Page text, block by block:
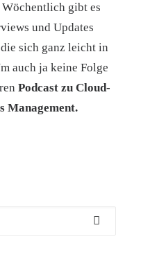
gibt es
und Updates
sich ganz leicht in
auch ja keine Folge
Podcast zu Cloud-
Management.